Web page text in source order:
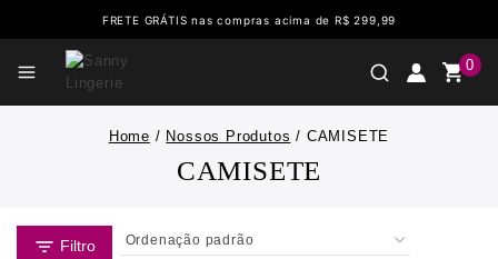
FRETE GRÁTIS nas compras acima de R$ 299,99
0
Home / Nossos Produtos / CAMISETE
CAMISETE
Filtro